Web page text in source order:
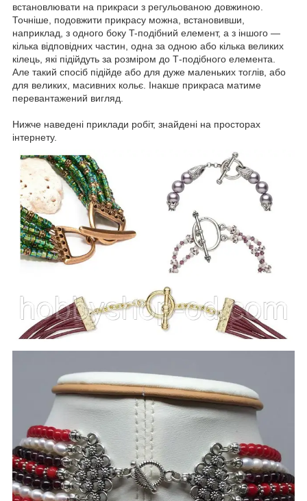
встановлювати на прикраси з регульованою довжиною.
Точніше, подовжити прикрасу можна, встановивши,
наприклад, з одного боку T-подібний елемент, а з іншого —
кілька відповідних частин, одна за одною або кілька великих
кілець, які підійдуть за розміром до Т-подібного елемента.
Але такий спосіб підійде або для дуже маленьких тоглів, або
для великих, масивних кольє. Інакше прикраса матиме
перевантажений вигляд.
Нижче наведені приклади робіт, знайдені на просторах
інтернету.